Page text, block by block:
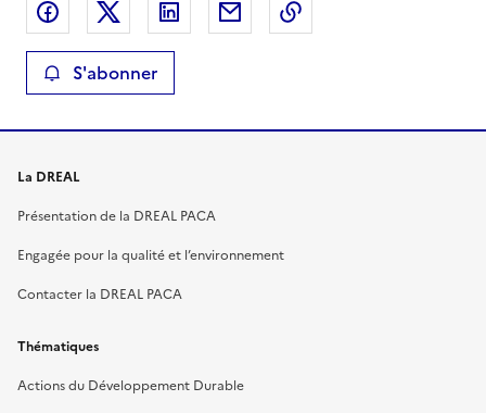
Partager sur Facebook
Partager sur XPartager sur LinkedIn
Partager par email
S'abonner
La DREAL
Présentation de la DREAL PACA
Engagée pour la qualité et l’environnement
Contacter la DREAL PACA
Thématiques
Actions du Développement Durable